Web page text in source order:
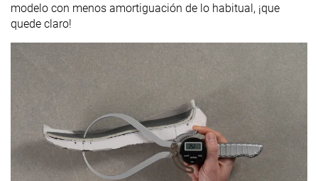
modelo con menos amortiguación de lo habitual, ¡que
quede claro!